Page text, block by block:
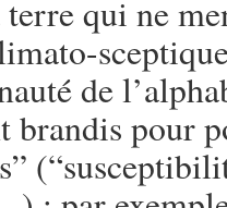
qui ne
de
brandis pour